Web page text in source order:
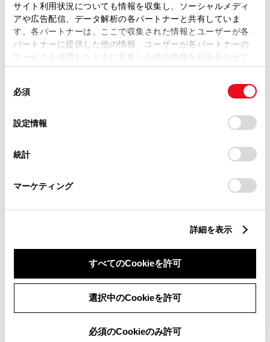
サイト利用状況についても情報を収集し、ソーシャルメディ
アや広告配信、データ解析の各パートナーと共有していま
す。各パートナーは、ここで収集された情報とユーザーが各
パートナーに提供した他の情報、ユーザーが各パートナーの
サービスを使用したときに収集した他の情報を組み合わせて
使用することがあります。当ウェブサイトの使用を続行する
デバイスにすべてのCookie(クッキー)が保存されることに同
意したことになります。Cookie(クッキー)のオプトアウト、
設定の変更、同意を撤回したりするにあたっては、当社の
「Cookie（クッキー）情報の取り扱いについて
」をご覧くだ
必須
設定情報
統計
マーケティング
詳細を表示
すべてのCookieを許可
選択中のCookieを許可
必須のCookieのみ許可
与しながら、スタイリッシュなデザ
インをさりげなく演出します。
195/55R16タイヤ＆16×6Jアル
ミホイール（ダーククリア切削
光輝＋ブラック塗装／センター
オーナメント／ブラックホイー
ルナット付）